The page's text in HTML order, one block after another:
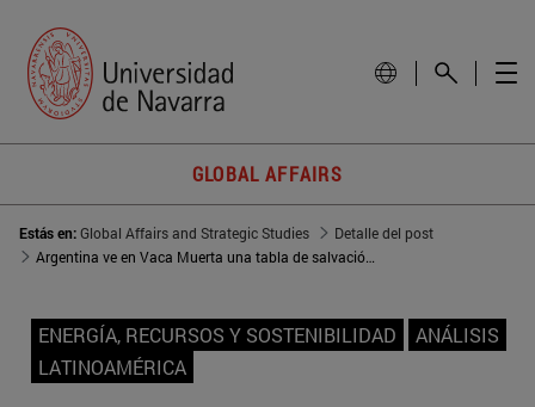
GLOBAL AFFAIRS
Estás en:Global Affairs and Strategic Studies
Detalle del post
Argentina ve en Vaca Muerta una tabla de salvación, pero falta más capital para su desarrollo
ENERGÍA, RECURSOS Y SOSTENIBILIDAD
ANÁLISIS
LATINOAMÉRICA